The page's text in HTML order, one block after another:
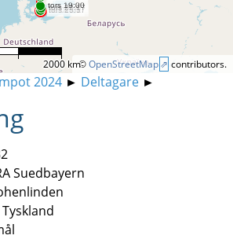
©OpenStreetMap contributors.
2000 km
2024► Deltagare►
Suedbayern